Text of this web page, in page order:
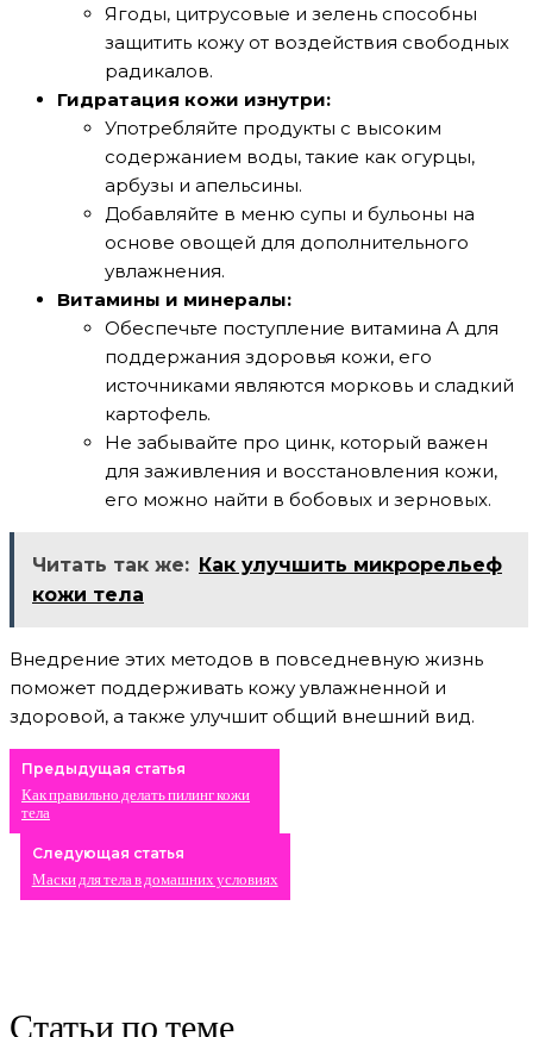
Ягоды, цитрусовые и зелень способны
защитить кожу от воздействия свободных
радикалов.
Гидратация кожи изнутри:
Употребляйте продукты с высоким
содержанием воды, такие как огурцы,
арбузы и апельсины.
Добавляйте в меню супы и бульоны на
основе овощей для дополнительного
увлажнения.
Витамины и минералы:
Обеспечьте поступление витамина A для
поддержания здоровья кожи, его
источниками являются морковь и сладкий
картофель.
Не забывайте про цинк, который важен
для заживления и восстановления кожи,
его можно найти в бобовых и зерновых.
Читать так же: Как улучшить микрорельеф
кожи тела
Внедрение этих методов в повседневную жизнь
поможет поддерживать кожу увлажненной и
здоровой, а также улучшит общий внешний вид.
Предыдущая статья
Как правильно делать пилинг кожи
тела
Следующая статья
Маски для тела в домашних условиях
Статьи по теме